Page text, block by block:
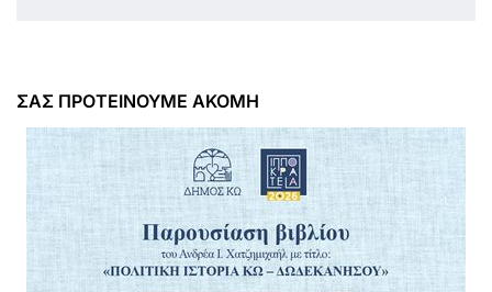
ΣΑΣ ΠΡΟΤΕΙΝΟΥΜΕ ΑΚΟΜΗ